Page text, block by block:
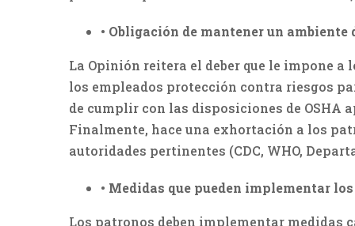
• Obligación de mantener un ambiente
La Opinión reitera el deber que le impone
los empleados protección contra riesgos
de cumplir con las disposiciones de OSHA
Finalmente, hace una exhortación a los
autoridades pertinentes (CDC, WHO,
• Medidas que pueden implementar
Los patronos deben implementar medidas